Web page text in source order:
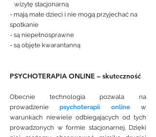
wizytę stacjonarną
- mają małe dzieci i nie mogą przyjechać na
spotkanie
- są niepełnosprawne
- są objęte kwarantanną
PSYCHOTERAPIA ONLINE – skuteczność
Obecnie technologia pozwala na
prowadzeniepsychoterapii onlinew
warunkach niewiele odbiegających od tych
prowadzonych w formie stacjonarnej. Dzięki